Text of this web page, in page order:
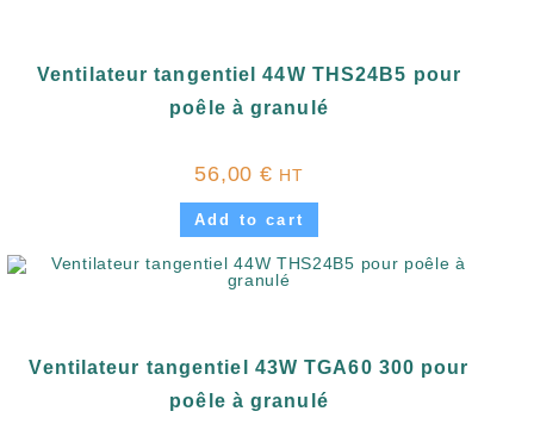
Ventilateur tangentiel 44W THS24B5 pour
poêle à granulé
56,00 € HT
Add to cart
Ventilateur tangentiel 43W TGA60 300 pour
poêle à granulé